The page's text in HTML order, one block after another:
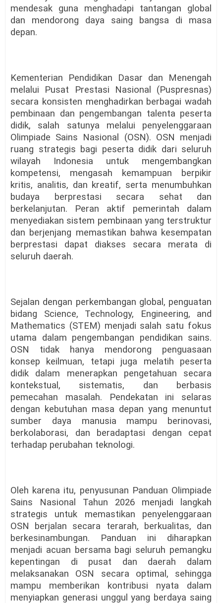
mendesak guna menghadapi tantangan global
dan mendorong daya saing bangsa di masa
depan.
Kementerian Pendidikan Dasar dan Menengah
melalui Pusat Prestasi Nasional (Puspresnas)
secara konsisten menghadirkan berbagai wadah
pembinaan dan pengembangan talenta peserta
didik, salah satunya melalui penyelenggaraan
Olimpiade Sains Nasional (OSN). OSN menjadi
ruang strategis bagi peserta didik dari seluruh
wilayah Indonesia untuk mengembangkan
kompetensi, mengasah kemampuan berpikir
kritis, analitis, dan kreatif, serta menumbuhkan
budaya berprestasi secara sehat dan
berkelanjutan. Peran aktif pemerintah dalam
menyediakan sistem pembinaan yang terstruktur
dan berjenjang memastikan bahwa kesempatan
berprestasi dapat diakses secara merata di
seluruh daerah.
Sejalan dengan perkembangan global, penguatan
bidang Science, Technology, Engineering, and
Mathematics (STEM) menjadi salah satu fokus
utama dalam pengembangan pendidikan sains.
OSN tidak hanya mendorong penguasaan
konsep keilmuan, tetapi juga melatih peserta
didik dalam menerapkan pengetahuan secara
kontekstual, sistematis, dan berbasis
pemecahan masalah. Pendekatan ini selaras
dengan kebutuhan masa depan yang menuntut
sumber daya manusia mampu berinovasi,
berkolaborasi, dan beradaptasi dengan cepat
terhadap perubahan teknologi.
Oleh karena itu, penyusunan Panduan Olimpiade
Sains Nasional Tahun 2026 menjadi langkah
strategis untuk memastikan penyelenggaraan
OSN berjalan secara terarah, berkualitas, dan
berkesinambungan. Panduan ini diharapkan
menjadi acuan bersama bagi seluruh pemangku
kepentingan di pusat dan daerah dalam
melaksanakan OSN secara optimal, sehingga
mampu memberikan kontribusi nyata dalam
menyiapkan generasi unggul yang berdaya saing